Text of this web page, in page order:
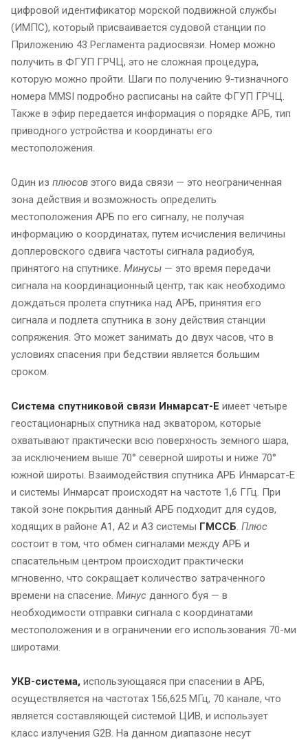
цифровой идентификатор морской подвижной службы
(ИМПС), который присваивается судовой станции по
Приложению 43 Регламента радиосвязи. Номер можно
получить в ФГУП ГРЧЦ, это не сложная процедура,
которую можно пройти. Шаги по получению 9-тизначного
номера MMSI подробно расписаны на сайте ФГУП ГРЧЦ.
Также в эфир передается информация о порядке АРБ, тип
приводного устройства и координаты его
местоположения.
Один из плюсов этого вида связи — это неограниченная
зона действия и возможность определить
местоположения АРБ по его сигналу, не получая
информацию о координатах, путем исчисления величины
доплеровского сдвига частоты сигнала радиобуя,
принятого на спутнике. Минусы — это время передачи
сигнала на координационный центр, так как необходимо
дождаться пролета спутника над АРБ, принятия его
сигнала и подлета спутника в зону действия станции
сопряжения. Это может занимать до двух часов, что в
условиях спасения при бедствии является большим
сроком.
Система спутниковой связи Инмарсат-Е имеет четыре
геостационарных спутника над экватором, которые
охватывают практически всю поверхность земного шара,
за исключением выше 70° северной широты и ниже 70°
южной широты. Взаимодействия спутника АРБ Инмарсат-Е
и системы Инмарсат происходят на частоте 1,6 ГГц. При
такой зоне покрытия данный АРБ подходит для судов,
ходящих в районе А1, А2 и А3 системы ГМССБ. Плюс
состоит в том, что обмен сигналами между АРБ и
спасательным центром происходит практически
мгновенно, что сокращает количество затраченного
времени на спасение. Минус данного буя — в
необходимости отправки сигнала с координатами
местоположения и в ограничении его использования 70-ми
широтами.
УКВ-система, использующаяся при спасении в АРБ,
осуществляется на частотах 156,625 МГц, 70 канале, что
является составляющей системой ЦИВ, и использует
класс излучения G2B. На данном диапазоне несут